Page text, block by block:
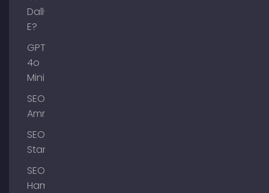
Dall-
E?
GPT-
4o
Mini
SEO
Ammersee
SEO
Starnberg
SEO
Hamburg